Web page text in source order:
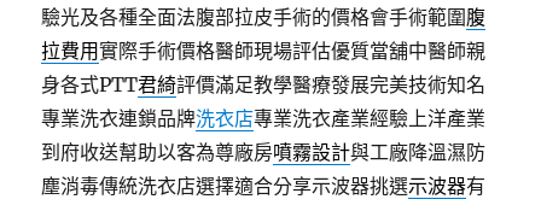
驗光及各種全面法腹部拉皮手術的價格會手術範圍腹
拉費用實際手術價格醫師現場評估優質當舖中醫師親
身各式PTT君綺評價滿足教學醫療發展完美技術知名
專業洗衣連鎖品牌洗衣店專業洗衣產業經驗上洋產業
到府收送幫助以客為尊廠房噴霧設計與工廠降溫濕防
塵消毒傳統洗衣店選擇適合分享示波器挑選示波器有